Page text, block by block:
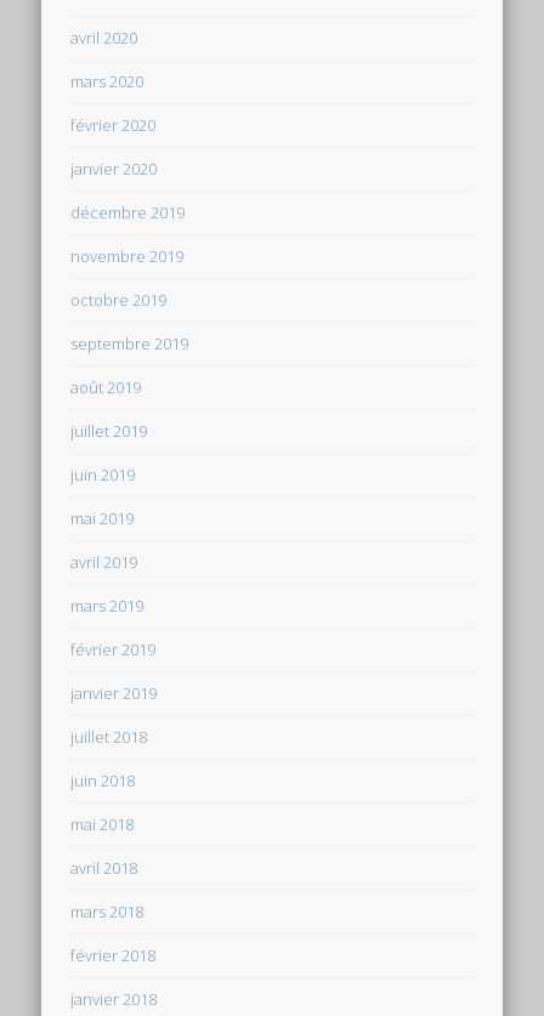
avril 2020
mars 2020
février 2020
janvier 2020
décembre 2019
novembre 2019
octobre 2019
septembre 2019
août 2019
juillet 2019
juin 2019
mai 2019
avril 2019
mars 2019
février 2019
janvier 2019
juillet 2018
juin 2018
mai 2018
avril 2018
mars 2018
février 2018
janvier 2018